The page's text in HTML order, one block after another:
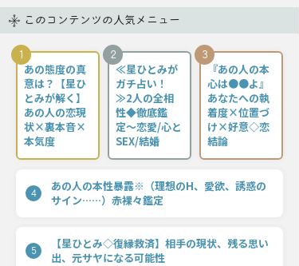
このコンテンツの人気メニュー
1
あの態度の真
意は？【星ひ
とみが解く】
あの人の恋現
状×裏本音×
本気度
2
≪星ひとみが
ガチ占い！
≫2人の全相
性◆徹底鑑
定〜恋愛/心と
SEX/結婚
3
『あの人の本
心は●●よ』
あなたへの執
着度×位置づ
け×好意◇恋
結論
4
あの人の本性暴露※（理想のH、愛欲、誘惑の
サイン……）赤裸々鑑定
5
【星ひとみ◇復縁救済】相手の現状、残る思い
出、元サヤになる可能性